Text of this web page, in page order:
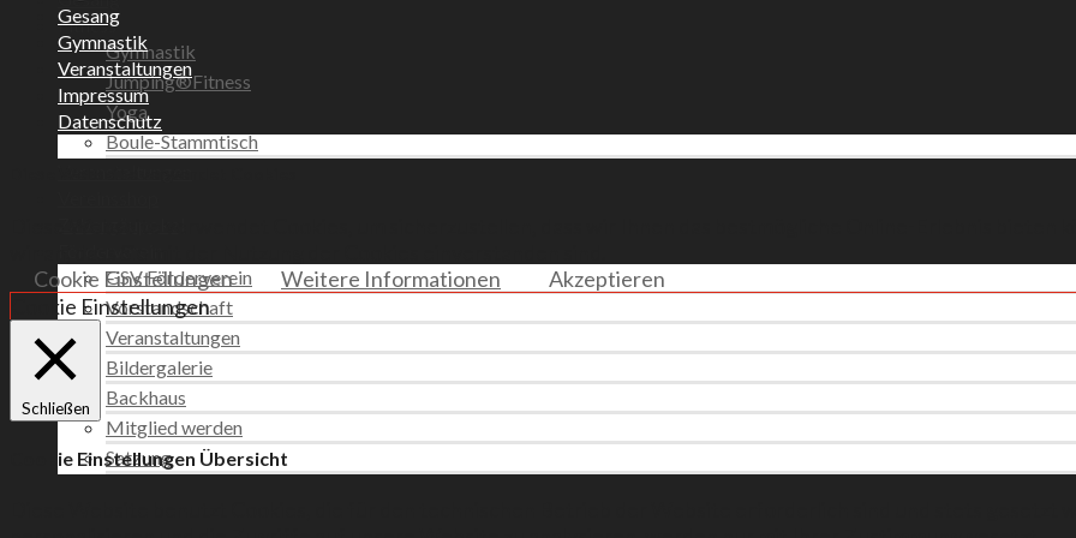
Fitness
Gymnastik
Jumping®Fitness
Yoga
Boule-Stammtisch
GSV Förderverein
Vorstandschaft
Veranstaltungen
Bildergalerie
Backhaus
Mitglied werden
Satzung
Gesang
Gymnastik
Veranstaltungen
Impressum
Datenschutz
Cookie Einstellungen
Weitere Informationen
Akzeptieren
Cookie Einstellungen
Schließen
Cookie Einstellungen Übersicht